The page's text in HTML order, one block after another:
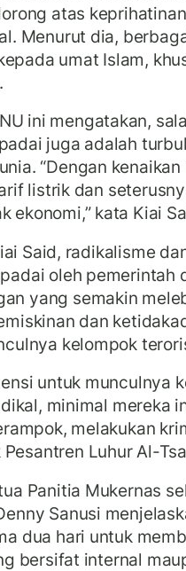
atas
Menurut dia,
umat Islam,
ini mengatakan,
juga adalah
“Dengan
listrik dan
ekonomi,” kata Kiai
Said, radikalisme
oleh pemerintah
yang semakin
dan
kelompok
untuk munculnya
minimal mereka
melakukan
Luhur Al-
Panitia Mukernas
Sanusi
dua hari untuk
bersifat internal